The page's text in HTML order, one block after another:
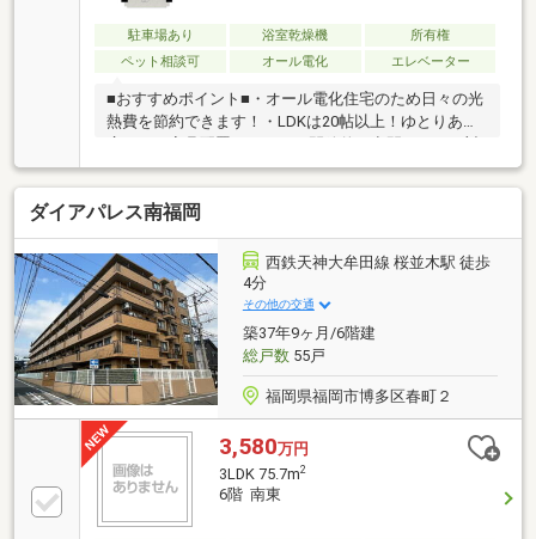
辺環境・サニー九大学研都市店 徒歩4分(約280m)■ ご
希望の住まい探しをお手伝いします ━━━━━・・・
物件の詳細・ご相談はお気軽にお問い合わせくださ
駐車場あり 浴室乾燥機
所有権
ペット相談可
オール電化 エレベーター
■おすすめポイント■・オール電化住宅のため日々の光
熱費を節約できます！・LDKは20帖以上！ゆとりある
面式キッチンはリビングを見渡しやすく、家族との会
話を楽しみながら料理ができます・バルコニーからは
明るい光が差し込み、通風・陽当たり良好！・11階部
分に位置しているのでお部屋から花火大会の鑑賞も可
能です♪・全居室に収納があるのでお部屋がすっきり
片付きます♪■周辺環境■・中学校は令和8年度新設の中
学校です！・九大学研都市エリアの生活圏で買物や通
勤通学にも便利な暮らしが叶います！・閑静な住宅街
で落ち着いた暮らしはいかがでしょうか！
ダイアパレス南福岡
西鉄天神大牟田線 桜並木駅 徒歩
4分
その他の交通
築37年9ヶ月/6階建
総戸数55戸
福岡県福岡市博多区春町２
3,580万円
3LDK 75.7m2
6階 南東